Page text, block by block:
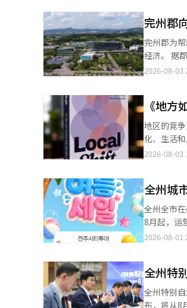
持中心，并
通过全州
请。 赵志勋市长听取国家荣誉者及荣誉家庭的意见 赵志勋全州市长与全州市荣誉团体协商会（会长：李喆建）所属
团体负责人举行座谈会，
通过与荣誉团体的持续沟通
性和可行
值。” 赵志勋市长表示：“铭记为国家的牺牲和奉献，并给予应有的尊重，是我们共同体应尽的基本责任。我们将细
心倾听国
代。” 此外，为加强对国家荣誉者等荣誉对象的尊重，全州市今年将荣誉津贴提高至每月2万韩元。同时，市政府还
在推进建
旨在提升
心，学校还
学与运营
案例。 群山会贤小学在运营创新学校和全州未来学校的基础上，努力让学校成员共同设计和反思课程，落实探究中心
的教学和成长中心的评估。 最重要的是，通过
社区教育共同
合作突破教育危机” 千浩成全州特别自治道教育厅长强
州教育厅
家长的积
方政府的支持，以积极的态
自治团体
和产业，使教育在地方
教育相关国家
作，就需
便能够申请更多需要特别拨
完州郡
完州郡为
经济。 据郡政府3日透露，此次补助金将于2026年7月31日为基准，向在完州郡登记并在申请截止日前持续居住的居
民、婚姻移民者及永久居
现场确认后即
州郡内使用。 但在娱乐场所和赌博行业等部分行业不可使用。 郡政府希望通过发放民生补助金促进地
小商户和个体经营
过官方网站
熙泰表示
泰郡守承
期内总共发放100万韩元
者，以运营地方代表
产处置系统（
运的新村号客车改造而成的餐厅。 投
标制，选择出报价高于预
多创业者
江鱼铁路
施。 郡政府认为，新的地标鱼铁路的开通将连接周边的旅游线路，预计将大幅增加游客数量，这对比比正艺术列车的
2026-08-03
《地
地区的竞
化、生活
方，还探讨了如
作，经过
候变化和地区共同体等主题。 本书超越
美食、生活方
日益增加
认为，地
宣传，不如
地方品牌
游领域，
2026-08-03
全州城
全州全市在暑
8月起，运营
的“夏季特
主题旅行产品，旨在
全州独特的魅力。 凭借丰富的路线和卓越的性价比，过去一直受
被评为优秀地方政府 全州全市于1日宣布，在卫生福利部对
2026-08-01
全州特
全州特别自治
布，将从8